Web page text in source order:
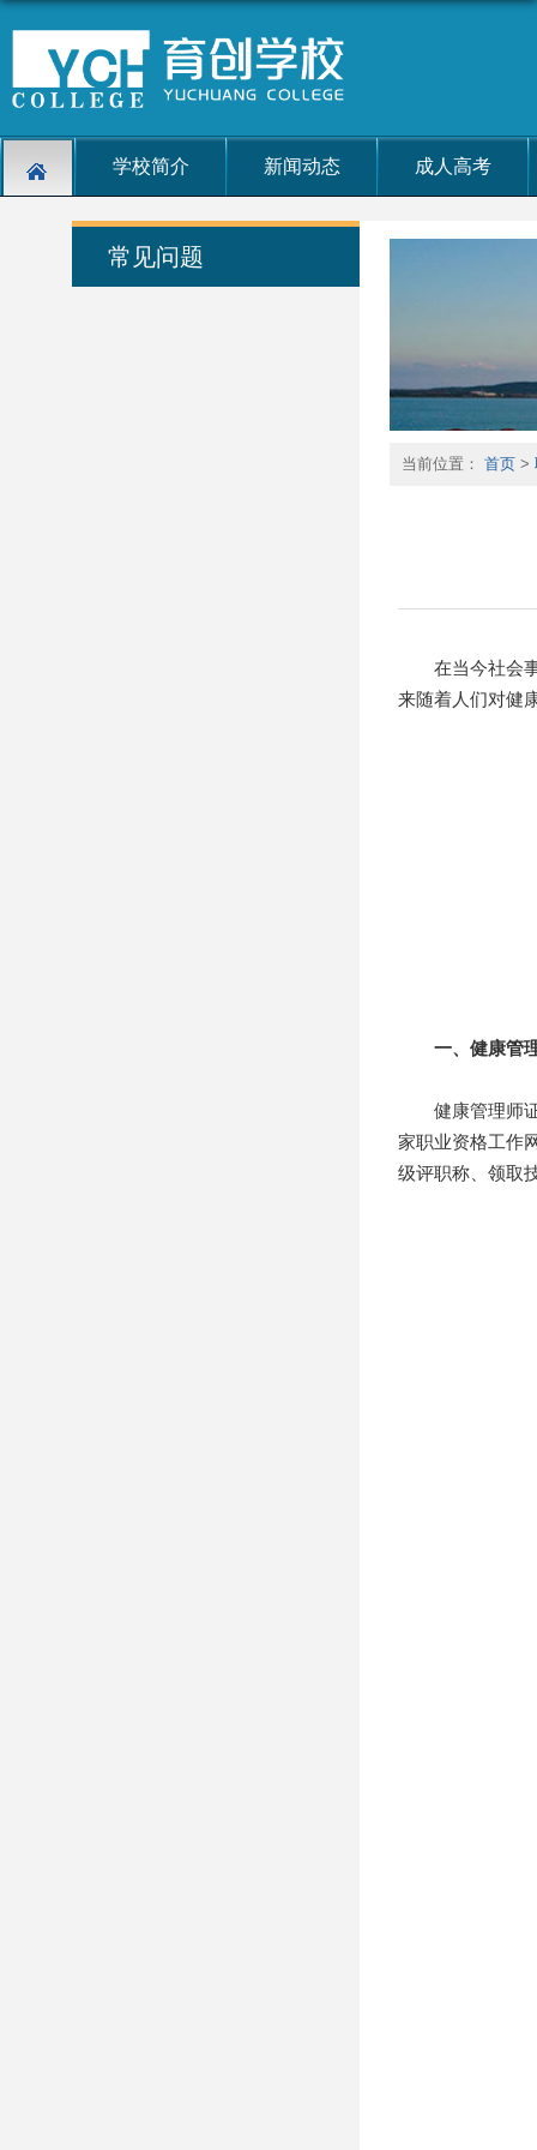
学校简介 新闻动态 成人高考
常见问题
当前位置： 首页 >
在当今社会事
来随着人们对健
一、健康管
健康管理师证
家职业资格工作
级评职称、领取